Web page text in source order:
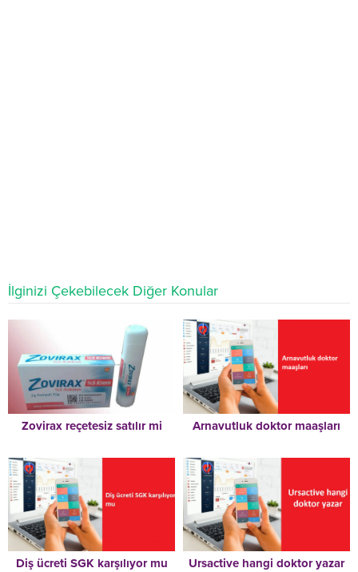
İlginizi Çekebilecek Diğer Konular
Zovirax reçetesiz satılır mi Arnavutluk doktor maaşları
Diş ücreti SGK karşılıyor mu Ursactive hangi doktor yazar